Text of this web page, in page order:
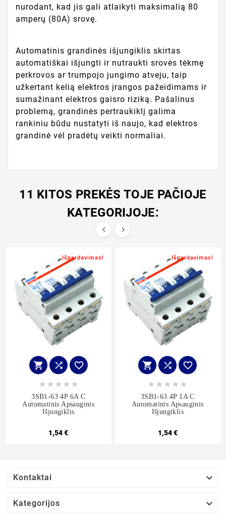
nurodant, kad jis gali atlaikyti maksimalią 80
amperų (80A) srovę.
Automatinis grandinės išjungiklis skirtas
automatiškai išjungti ir nutraukti srovės tėkmę
perkrovos ar trumpojo jungimo atveju, taip
užkertant kelią elektros įrangos pažeidimams ir
sumažinant elektros gaisro riziką. Pašalinus
problemą, grandinės pertraukiklį galima
rankiniu būdu nustatyti iš naujo, kad elektros
grandinė vėl pradėtų veikti normaliai.
11 KITOS PREKĖS TOJE PAČIOJE
KATEGORIJOJE:
 
Išpardavimas!
  
    
3SB1-63 4P 6A C
Automatinis Apsauginis
Išjungiklis
1,54 €
Išpardavimas!
  
    
3SB1-63 4P 1A C
Automatinis Apsauginis
Išjungiklis
1,54 €
Kontaktai 
Kategorijos 